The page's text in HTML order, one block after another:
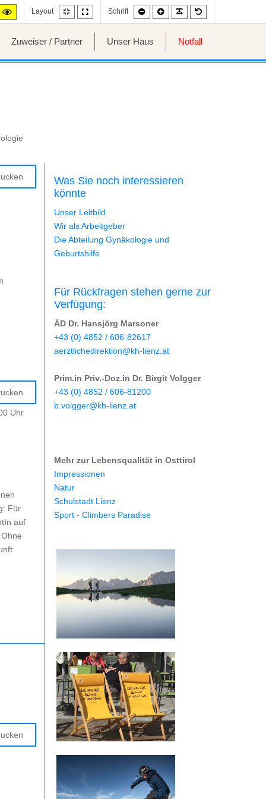
High
contrast
mode.
Layout
Fixed
layout
Wide
layout
Schrift
Smaller
font
Larger
font
Zuweiser / Partner Unser Haus Notfall
Uhr
Für
auf
Was Sie noch interessieren
könnte
Unser Leitbild
Wir als Arbeitgeber
Die Abteilung Gynäkologie und
Geburtshilfe
Für Rückfragen stehen gerne zur
Verfügung:
ÄD Dr. Hansjörg Marsoner
+43 (0) 4852 / 606-82617
aerztlichedirektion@kh-lienz.at
Prim.in Priv.-Doz.in Dr. Birgit Volgger
+43 (0) 4852 / 606-81200
b.volgger@kh-lienz.at
Mehr zur Lebensqualität in Osttirol
Impressionen
Natur
Schulstadt Lienz
Sport - Climbers Paradise